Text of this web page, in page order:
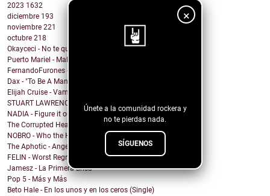
×
Únete a la comunidad rockera y
no te pierdas nada.
SÍGUENOS
2023 1632
diciembre 193
noviembre 221
octubre 218
Okayceci - No te quiero
Puerto Mariel - Maldito Antro
FernandoFurones - Me Vuelvo Salvaje
Dax - "To Be A Man" Ft. Darius Rucker
Elijah Cruise - Vampire U
STUART LAWRENCE - ONE
NADIA - Figure it out
The Corrupted Hearts - We Dug a Ditch & Laid Down
NOBRO - Who the Hell Am I?
The Aphotic - Angel
FELIN - Worst Regret
Jamesz - La Primera Brisa
Pop 5 - Más y Más
Beto Hale - En los unos y en los ceros (Single)